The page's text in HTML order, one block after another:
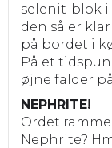
selenit-blok i
den så er
på bordet i
På et
øjne falder
NEPHRITE!
Ordet
Nephrite?